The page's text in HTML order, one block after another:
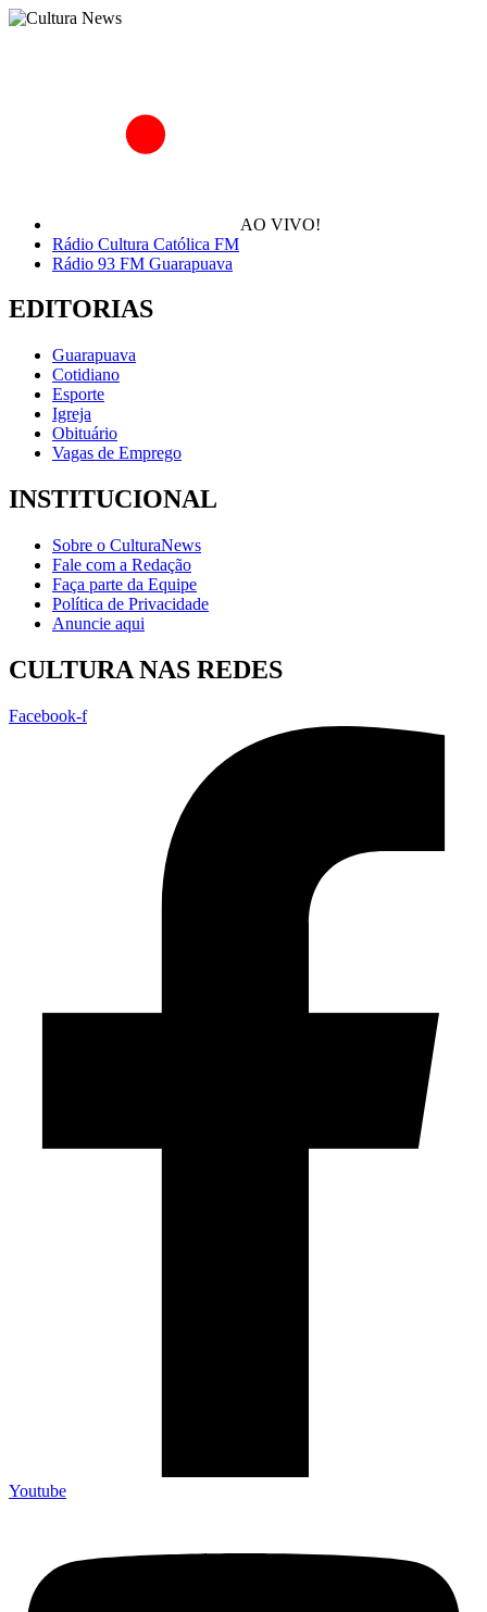
AO VIVO!
Rádio Cultura Católica FM
Rádio 93 FM Guarapuava
EDITORIAS
Guarapuava
Cotidiano
Esporte
Igreja
Obituário
Vagas de Emprego
INSTITUCIONAL
Sobre o CulturaNews
Fale com a Redação
Faça parte da Equipe
Política de Privacidade
Anuncie aqui
CULTURA NAS REDES
Facebook-f
Youtube